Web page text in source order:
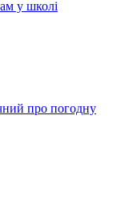
у школі
про погодну